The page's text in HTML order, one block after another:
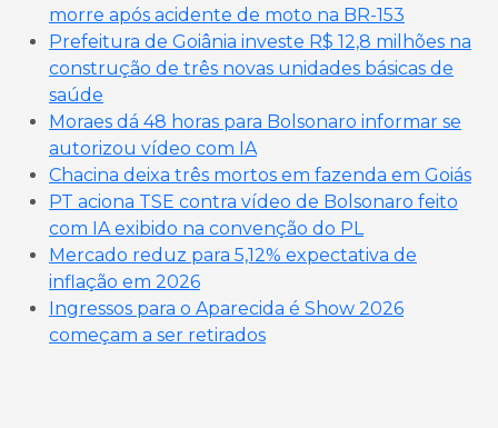
morre após acidente de moto na BR-153
Prefeitura de Goiânia investe R$ 12,8 milhões na
construção de três novas unidades básicas de
saúde
Moraes dá 48 horas para Bolsonaro informar se
autorizou vídeo com IA
Chacina deixa três mortos em fazenda em Goiás
PT aciona TSE contra vídeo de Bolsonaro feito
com IA exibido na convenção do PL
Mercado reduz para 5,12% expectativa de
inflação em 2026
Ingressos para o Aparecida é Show 2026
começam a ser retirados